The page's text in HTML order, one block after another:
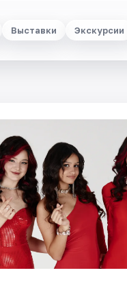
Выставки Экскурсии